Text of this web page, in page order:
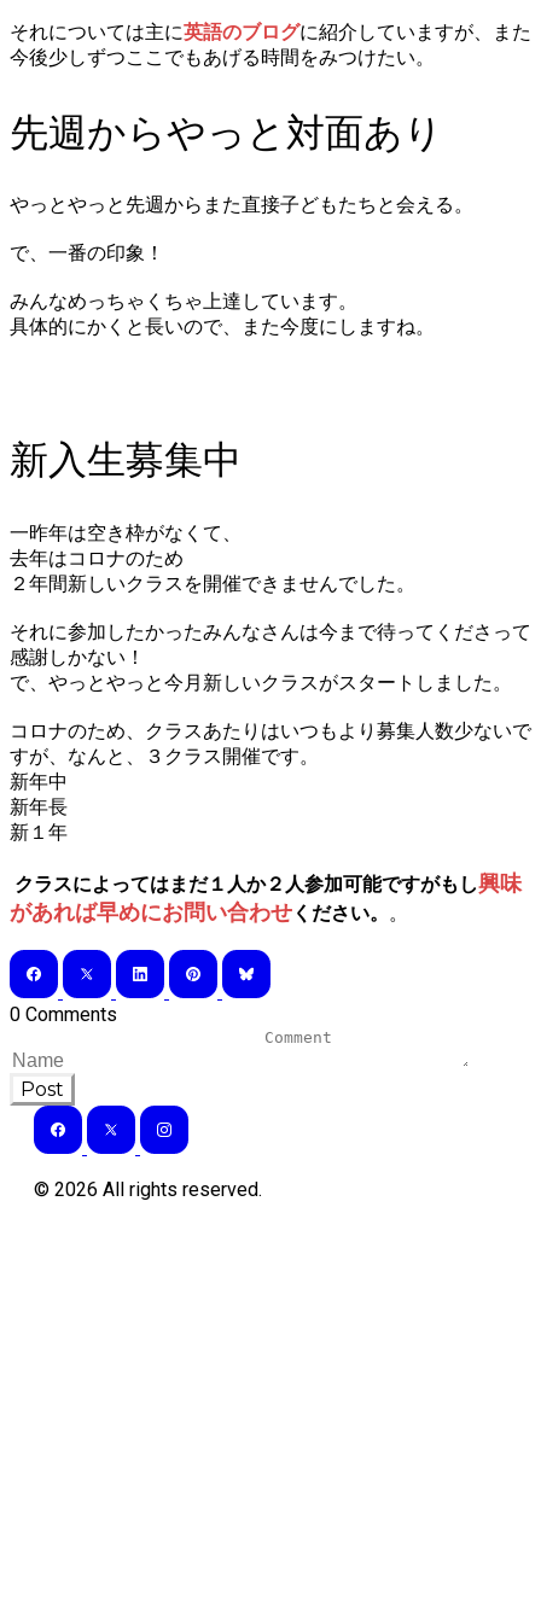
それについては主に英語のブログに紹介していますが、また
今後少しずつここでもあげる時間をみつけたい。
先週からやっと対面あり
やっとやっと先週からまた直接子どもたちと会える。
で、一番の印象！
みんなめっちゃくちゃ上達しています。
具体的にかくと長いので、また今度にしますね。
新入生募集中
一昨年は空き枠がなくて、
去年はコロナのため
２年間新しいクラスを開催できませんでした。
それに参加したかったみんなさんは今まで待ってくださって
感謝しかない！
で、やっとやっと今月新しいクラスがスタートしました。
コロナのため、クラスあたりはいつもより募集人数少ないで
すが、なんと、３クラス開催です。
新年中
新年長
新１年
クラスによってはまだ１人か２人参加可能ですがもし興味
があれば早めにお問い合わせ ください。 。
0 Comments
Post
© 2026 All rights reserved.